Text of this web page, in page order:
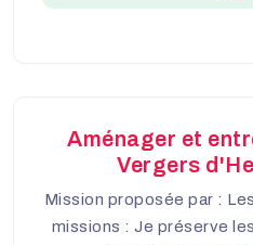
Aménager et
Vergers
Mission proposée par :
missions : Je préserve